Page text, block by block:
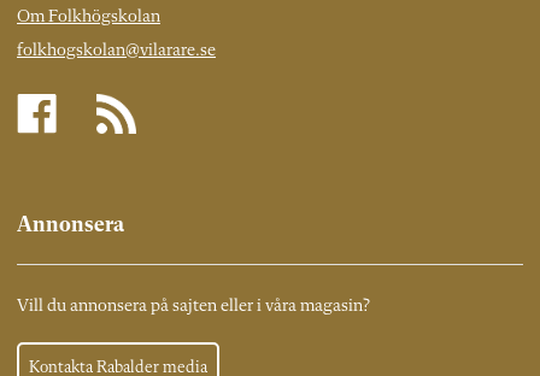
Om Folkhögskolan
folkhogskolan@vilarare.se
Annonsera
Vill du annonsera på sajten eller i våra magasin?
Kontakta Rabalder media